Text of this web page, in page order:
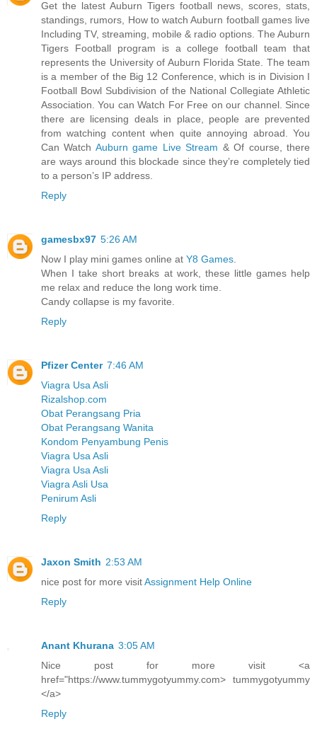
Get the latest Auburn Tigers football news, scores, stats,
standings, rumors, How to watch Auburn football games live
Including TV, streaming, mobile & radio options. The Auburn
Tigers Football program is a college football team that
represents the University of Auburn Florida State. The team
is a member of the Big 12 Conference, which is in Division I
Football Bowl Subdivision of the National Collegiate Athletic
Association. You can Watch For Free on our channel. Since
there are licensing deals in place, people are prevented
from watching content when quite annoying abroad. You
Can Watch Auburn game Live Stream & Of course, there
are ways around this blockade since they’re completely tied
to a person’s IP address.
Reply
gamesbx97 5:26 AM
Now I play mini games online at Y8 Games
When I take short breaks at work, these little games help
me relax and reduce the long work time.
Candy collapse is my favorite.
Reply
Pfizer Center 7:46 AM
Viagra Usa Asli
Rizalshop.com
Obat Perangsang Pria
Obat Perangsang Wanita
Kondom Penyambung Penis
Viagra Usa Asli
Viagra Usa Asli
Viagra Asli Usa
Penirum Asli
Reply
Jaxon Smith 2:53 AM
nice post for more visitAssignment Help Online
Reply
Anant Khurana 3:05 AM
Nice post for more visit <a
href="https://www.tummygotyummy.com> tummygotyummy
</a>
Reply